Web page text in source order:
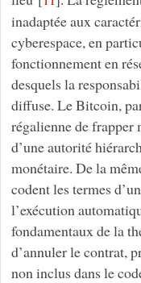
inadaptée aux
cyberespace, en
fonctionnement en
desquels la
diffuse. Le Bitcoin,
régalienne de frapper
d’une autorité
monétaire. De la
codent les termes
l’exécution
fondamentaux de la
d’annuler le contrat,
non inclus dans le